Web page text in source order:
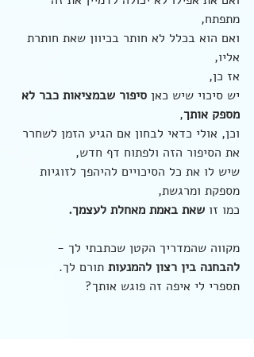
מתפתח,
ואם הוא בכלל לא חותר בכיוון שאת חותרת
אליו,
אז כן,
יש סיכוי שיש כאן סיפור שבמציאות כבר לא
מספק אותך,
וכן, אולי כדאי לבחון אם הגיע הזמן לשחרר
את הסיפור הזה ולפתוח דף חדש,
שיש לו את כל הסיכויים להיהפך לזוגיות
מספקת ומרגשת,
כמו זו שאת באמת מאחלת לעצמך.
מקווה שהמדריך הקטן שכתבתי לך -
להבחנה בין רצון להמנעות תורם לך.
תספרי לי איפה זה פוגש אותך?